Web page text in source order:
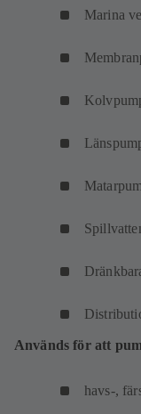
Marina
Används för att
havs-,